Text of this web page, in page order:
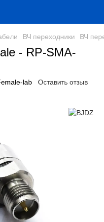
ВЧ переходники ВЧ
- RP-SMA-
lab Оставить отзыв